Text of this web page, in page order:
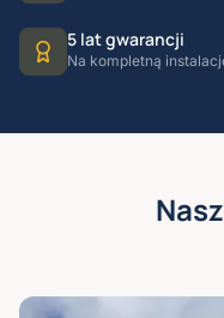
5 lat gwarancji
Na kompletną